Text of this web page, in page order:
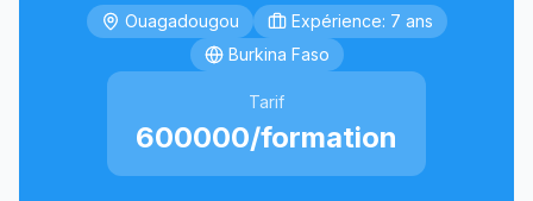
Ouagadougou
Expérience: 7 ans
Burkina Faso
Tarif
600000/formation